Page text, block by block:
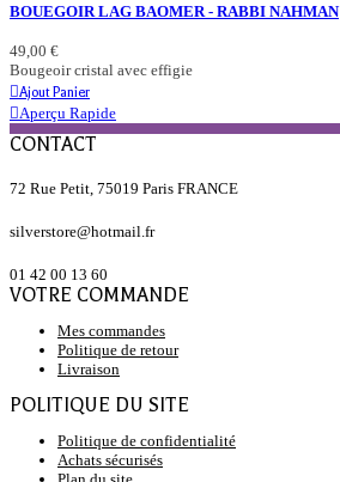
BOUEGOIR LAG BAOMER - RABBI NAHMAN
49,00 €
Bougeoir cristal avec effigie
Ajout Panier
Aperçu Rapide
CONTACT
72 Rue Petit, 75019 Paris FRANCE
silverstore@hotmail.fr
01 42 00 13 60
VOTRE COMMANDE
Mes commandes
Politique de retour
Livraison
POLITIQUE DU SITE
Politique de confidentialité
Achats sécurisés